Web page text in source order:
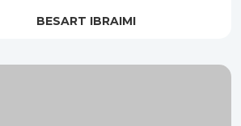
BESART IBRAIMI